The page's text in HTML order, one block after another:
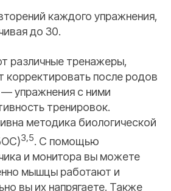
каждого упражнения,
до 30.
различные тренажеры,
корректировать после родов
упражнения с ними
тренировок.
методика биологической
3,5. С помощью
и монитора вы можете
мышцы работают и
вы их напрягаете. Также